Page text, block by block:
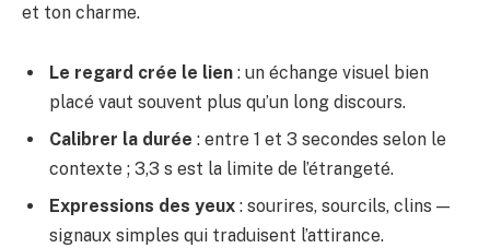
et ton charme.
Le regard crée le lien : un échange visuel bien
placé vaut souvent plus qu’un long discours.
Calibrer la durée : entre 1 et 3 secondes selon le
contexte ; 3,3 s est la limite de l’étrangeté.
Expressions des yeux : sourires, sourcils, clins —
signaux simples qui traduisent l’attirance.